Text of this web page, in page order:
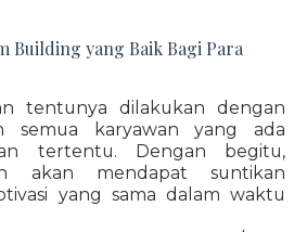
Building yang Baik Bagi Para
tentunya dilakukan dengan
semua karyawan yang ada
tertentu. Dengan begitu,
akan mendapat suntikan
yang sama dalam waktu